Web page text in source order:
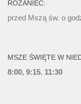
RÓŻANIEC:
przed Mszą św. o
MSZE ŚWIĘTE W
8:00, 9:15, 11:30